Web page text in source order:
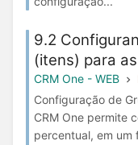
9.2
(itens) para
CRM One - WEB
Configuração de
CRM One permite
percentual, em um